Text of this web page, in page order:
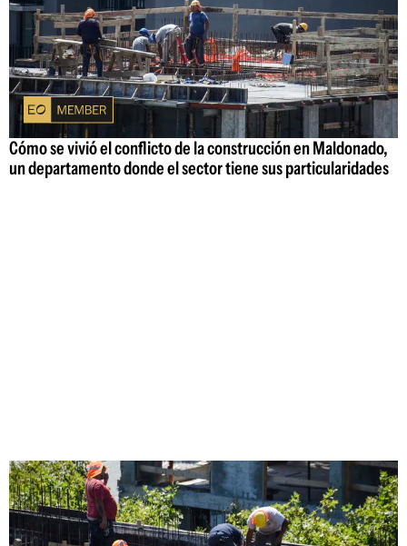
Cómo se vivió el conflicto de la construcción en Maldonado,
un departamento donde el sector tiene sus particularidades